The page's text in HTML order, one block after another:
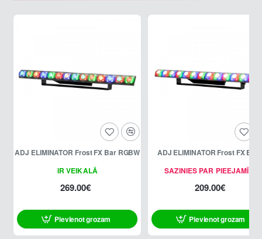
IR VEIKALĀ
ADJ ELIMINATOR Frost FX Bar RGBW
269.00€
Pievienot grozam
SAZINIES PAR PIEEJAMĪBU
ADJ ELIMINATOR Frost FX Bar
209.00€
Pievienot grozam